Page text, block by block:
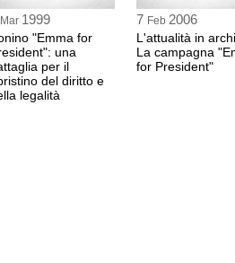
Mar 1999
"Emma for
una
per il
del diritto e
legalità
7 Feb 2006
L'attualità in
La campagna
for President"